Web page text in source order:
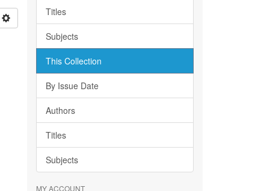
Titles
Subjects
This Collection
By Issue Date
Authors
Titles
Subjects
MY ACCOUNT